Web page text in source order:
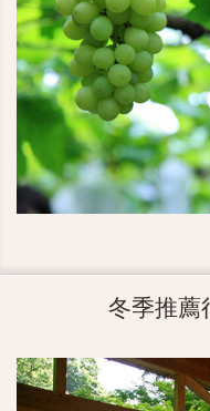
冬季推薦